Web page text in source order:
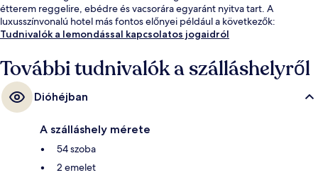
étterem reggelire, ebédre és vacsorára egyaránt nyitva tart. A
luxusszínvonalú hotel más fontos előnyei például a következők:
bár/társalgó, edzőterem és fitneszlétesítmény. Más utazók imádják a
Tudnivalók a lemondással kapcsolatos jogaidról
További tudnivalók a szálláshelyről
Dióhéjban
A szálláshely mérete
54 szoba
2 emelet